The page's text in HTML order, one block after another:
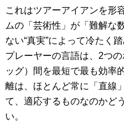
これはツアーアイアンを形
ムの「芸術性」が「難解な
ない“真実”によって冷たく
プレーヤーの言語は、2つ
ッグ）間を最短で最も効率
離は、ほとんど常に「直線
て、適応するものなのかど
い。